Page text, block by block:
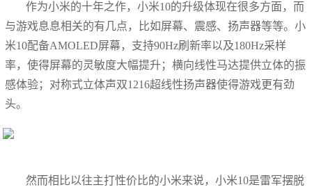
作为小米的十年之作，小米10的升级体现在很多方面，而
与游戏息息相关的有几点，比如屏幕、震感、扬声器等等。小
米10配备AMOLED屏幕，支持90Hz刷新率以及180Hz采样
率，使得屏幕的灵敏度大幅提升；横向线性马达提供立体的振
感体验；对称式立体声双1216超线性扬声器使得游戏更有劲
头。
然而相比以往主打性价比的小米来说，小米10是雷军摆脱